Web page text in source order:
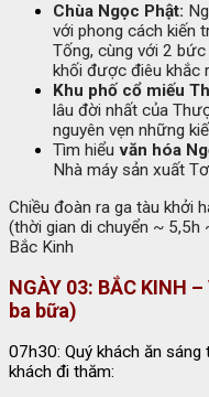
Chùa Ngọc Phật:
với phong cách kiến
Tống, cùng với 2
khối được điêu khắc
Khu phố cổ miếu
lâu đời nhất của
nguyên vẹn những
Tìm hiểu văn hóa
Nhà máy sản xuất
Chiều đoàn ra ga tàu khởi
(thời gian di chuyển ~
Bắc Kinh
NGÀY 03: BẮC KINH
ba bữa)
07h30: Quý khách ăn
khách đi thăm: